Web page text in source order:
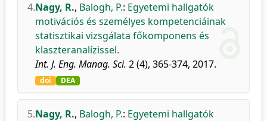
4.Nagy, R., Balogh, P.: Egyetemi hallgatók
motivációs és személyes kompetenciáinak
statisztikai vizsgálata főkomponens és
klaszteranalízissel.
Int. J. Eng. Manag. Sci. 2 (4), 365-374, 2017.
doi DEA
5.Nagy, R., Balogh, P.: Egyetemi hallgatók